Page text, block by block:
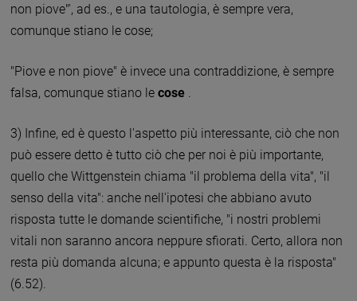
non piove"', ad es., e una tautologia, è sempre vera,
comunque stiano le cose;
"Piove e non piove" è invece una contraddizione, è sempre
falsa, comunque stiano le cose .
3) Infine, ed è questo l'aspetto più interessante, ciò che non
può essere detto è tutto ciò che per noi è più importante,
quello che Wittgenstein chiama "il problema della vita", "il
senso della vita": anche nell'ipotesi che abbiano avuto
risposta tutte le domande scientifiche, "i nostri problemi
vitali non saranno ancora neppure sfiorati. Certo, allora non
resta più domanda alcuna; e appunto questa è la risposta"
(6.52).